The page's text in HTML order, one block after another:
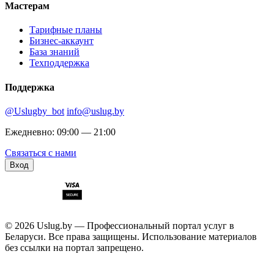
Мастерам
Тарифные планы
Бизнес-аккаунт
База знаний
Техподдержка
Поддержка
@Uslugby_bot info@uslug.by
Ежедневно: 09:00 — 21:00
Связаться с нами
Вход
© 2026 Uslug.by — Профессиональный портал услуг в
Беларуси. Все права защищены. Использование материалов
без ссылки на портал запрещено.